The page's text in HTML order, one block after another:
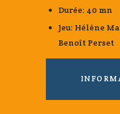
Durée: 40 mn
Jeu: Hélène
Benoît Perset